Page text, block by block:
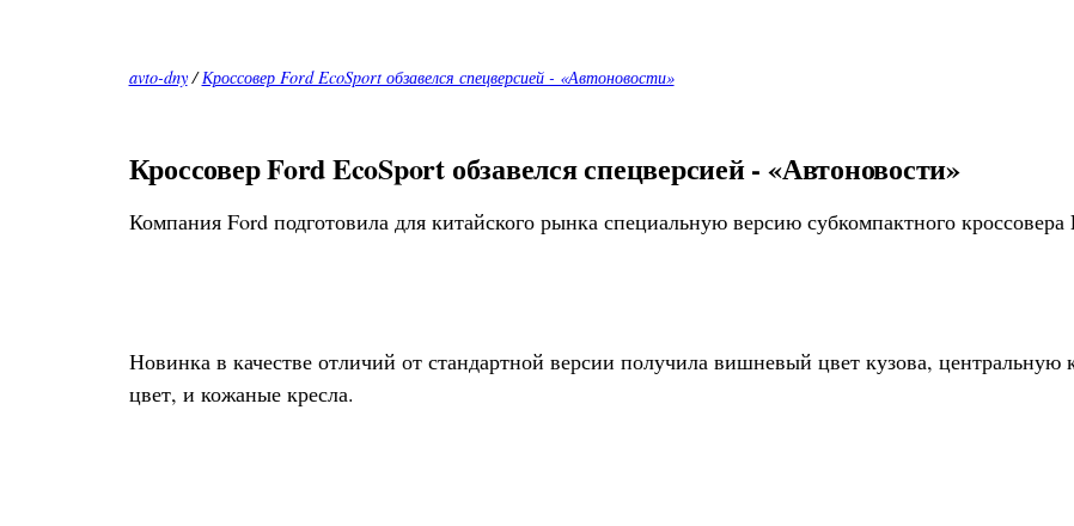
avto-dny/Кроссовер Ford EcoSport обзавелся спецверсией - «Автоновости»
Кроссовер Ford EcoSport обзавелся спецверсией - «Автоновости»
Компания Ford подготовила для китайского рынка специальную версию субкомпактного кроссовера
Новинка в качестве отличий от стандартной версии получила вишневый цвет кузова,
цвет, и кожаные кресла.